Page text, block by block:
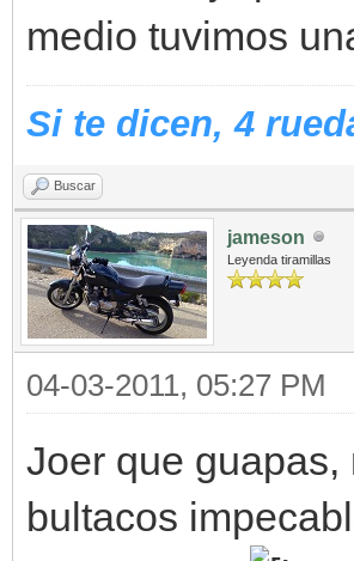
medio tuvimos
Si te dicen, 4
Buscar
jameson
Leyenda tiramillas
04-03-2011, 05:27 PM
Joer que
bultacos